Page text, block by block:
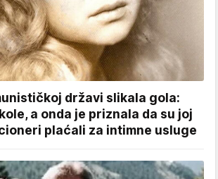
državi slikala gola:
a onda je priznala da su joj
plaćali za intimne usluge